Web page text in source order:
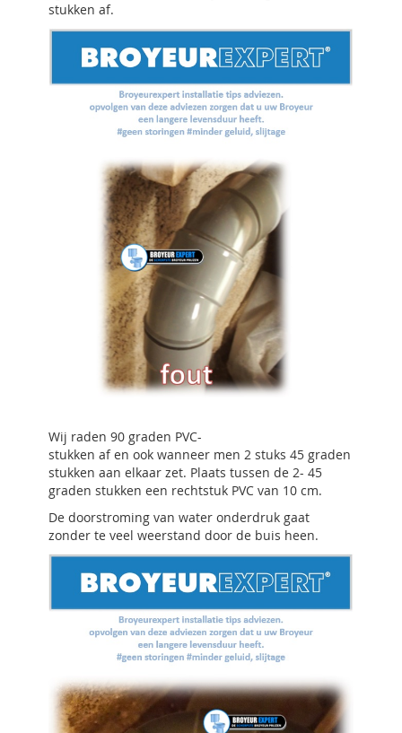
stukken af.
Wij raden 90 graden PVC-
stukken af en ook wanneer men 2 stuks 45 graden
stukken aan elkaar zet. Plaats tussen de 2- 45
graden stukken een rechtstuk PVC van 10 cm.
De doorstroming van water onderdruk gaat
zonder te veel weerstand door de buis heen.